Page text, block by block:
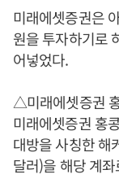
미래에셋증권은
원을 투자하기로
어넣었다.
△미래에셋증권
미래에셋증권 홍
대방을 사칭한 해
달러)을 해당 계